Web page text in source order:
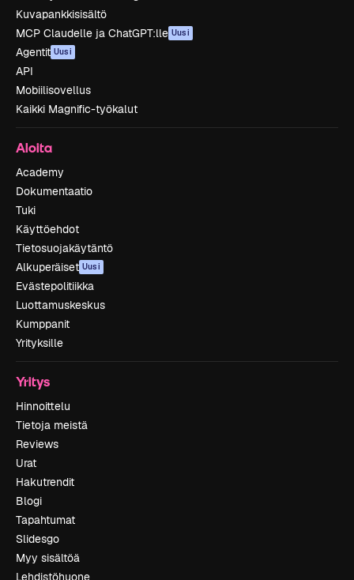
Kuvapankkisisältö
MCP Claudelle ja ChatGPT:lle Uusi
Agentit Uusi
API
Mobiilisovellus
Kaikki Magnific-työkalut
Aloita
Academy
Dokumentaatio
Tuki
Käyttöehdot
Tietosuojakäytäntö
Alkuperäiset Uusi
Evästepolitiikka
Luottamuskeskus
Kumppanit
Yrityksille
Yritys
Hinnoittelu
Tietoja meistä
Reviews
Urat
Hakutrendit
Blogi
Tapahtumat
Slidesgo
Myy sisältöä
Lehdistöhuone